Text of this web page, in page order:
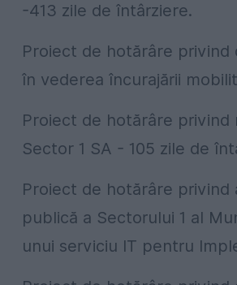
-413 zile de întârziere.
Proiect de hotărâre
în vederea încurajării
Proiect de hotărâre privind
Sector 1 SA - 105 zile de
Proiect de hotărâre privind
publică a Sectorului 1 al
unui serviciu IT pentru